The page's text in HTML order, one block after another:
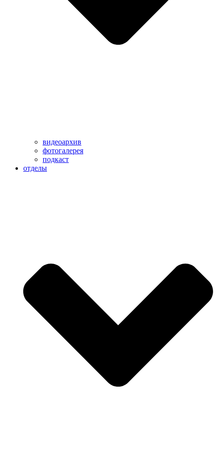
видеоархив
фотогалерея
подкаст
отделы